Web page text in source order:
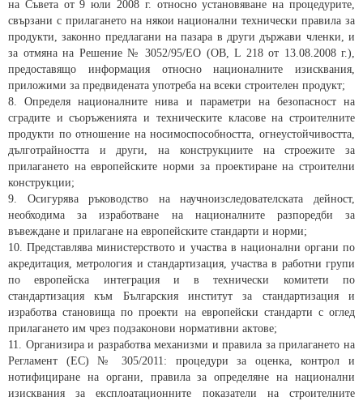
на Съвета от 9 юли 2008 г. относно установяване на процедурите,
свързани с прилагането на някои национални технически правила за
продукти, законно предлагани на пазара в други държави членки, и
за отмяна на Решение № 3052/95/ЕО (OB, L 218 от 13.08.2008 г.),
предоставящо информация относно националните изисквания,
приложими за предвидената употреба на всеки строителен продукт;
8. Определя националните нива и параметри на безопасност на
сградите и съоръженията и техническите класове на строителните
продукти по отношение на носимоспособността, огнеустойчивостта,
дълготрайността и други, на конструкциите на строежите за
прилагането на европейските норми за проектиране на строителни
конструкции;
9. Осигурява ръководство на научноизследователската дейност,
необходима за изработване на националните разпоредби за
въвеждане и прилагане на европейските стандарти и норми;
10. Представлява министерството и участва в национални органи по
акредитация, метрология и стандартизация, участва в работни групи
по европейска интеграция и в технически комитети по
стандартизация към Българския институт за стандартизация и
изработва становища по проекти на европейски стандарти с оглед
прилагането им чрез подзаконови нормативни актове;
11. Организира и разработва механизми и правила за прилагането на
Регламент (ЕС) № 305/2011: процедури за оценка, контрол и
нотифициране на органи, правила за определяне на национални
изисквания за експлоатационните показатели на строителните